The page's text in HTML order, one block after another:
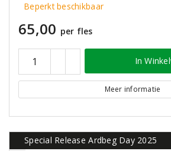
Beperkt beschikbaar
65,00 per fles
In
Meer informatie
Special Release Ardbeg Day 2025